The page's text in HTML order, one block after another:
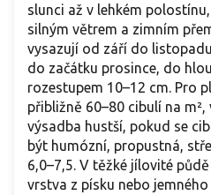
slunci až v lehkém
silným větrem a zimním
vysazují od září do
do začátku prosince, do
rozestupem 10–12 cm. Pro
přibližně 60–80 cibulí na
výsadba hustší, pokud se
být humózní, propustná,
6,0–7,5. V těžké jílovité
vrstva z písku nebo